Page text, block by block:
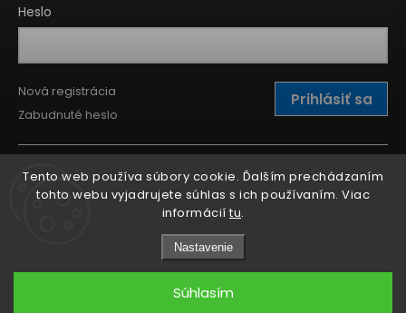
Tento web používa súbory cookie. Ďalším prechádzaním
tohto webu vyjadrujete súhlas s ich používaním. Viac
informácií tu.
Nastavenie
Súhlasím
Heslo
Prihlásiť sa
Nová registrácia
Zabudnuté heslo